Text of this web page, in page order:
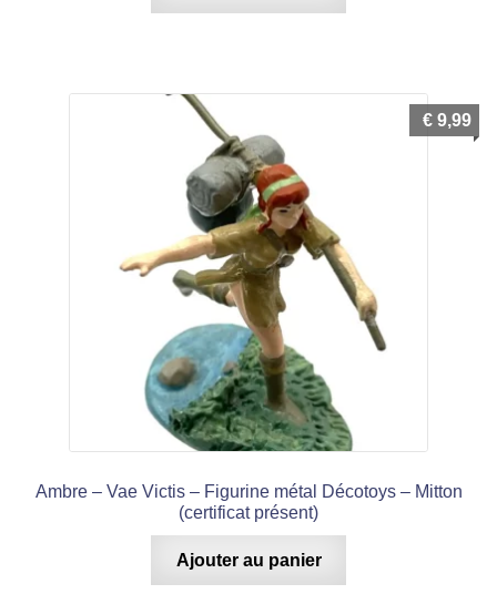
Ambre – Vae Victis – Figurine métal Décotoys – Mitton
(certificat présent)
€ 9,99
Ajouter au panier